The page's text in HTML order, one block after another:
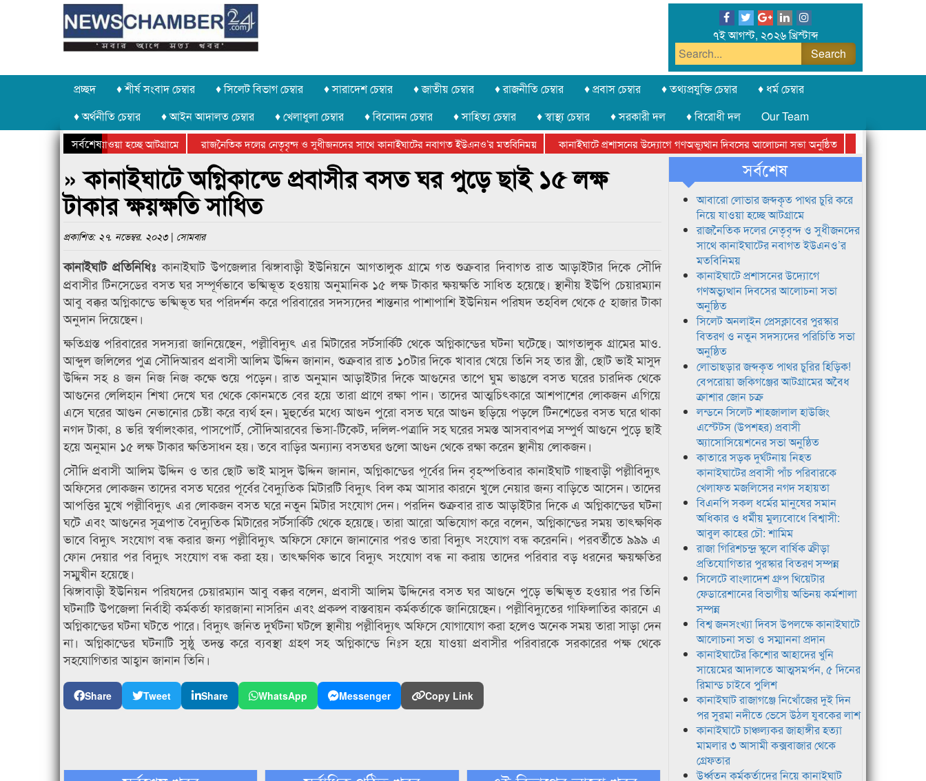
৭ই আগস্ট, ২০২৬ খ্রিস্টাব্দ
প্রচ্ছদ ♦ শীর্ষ সংবাদ চেম্বার ♦ সিলেট বিভাগ চেম্বার ♦ সারাদেশ চেম্বার ♦ জাতীয় চেম্বার ♦ রাজনীতি চেম্বার ♦ প্রবাস চেম্বার ♦ তথ্যপ্রযুক্তি চেম্বার
♦ ধর্ম চেম্বার
♦ অর্থনীতি চেম্বার
♦ আইন আদালত চেম্বার ♦ খেলাধুলা চেম্বার ♦ বিনোদন চেম্বার ♦ সাহিত্য চেম্বার ♦ স্বাস্থ্য চেম্বার ♦ সরকারী দল ♦ বিরোধী দল
Our Team
সর্বশেষ
চুরি করে নিয়ে যাওয়া হচ্ছে আটগ্রামে রাজনৈতিক দলের নেতৃবৃন্দ ও সুধীজনদের সাথে কানাইঘাটের নবাগত ইউএনও’র মতবিনিময় কানাইঘাটে প্রশাসনের উদ্যোগে গণঅভ্যুত্থান দিবসের আলোচনা সভা অনুষ্ঠিত
সিলেট অনলাইন
ক্রীড়া প্রতিযোগিতার পুরস্কার বিতরণ সম্পন্ন
সিলেটে বাংলাদেশ গ্রুপ থিয়েটার ফেডারেশানের বিভাগীয় অভিনয় কর্মশালা সম্পন্ন
» কানাইঘাটে অগ্নিকান্ডে প্রবাসীর বসত ঘর পুড়ে ছাই ১৫ লক্ষ
টাকার ক্ষয়ক্ষতি সাধিত
প্রকাশিত: ২৭. নভেম্বর. ২০২৩ | সোমবার
কানাইঘাট প্রতিনিধিঃ কানাইঘাট উপজেলার ঝিঙ্গাবাড়ী ইউনিয়নে আগতালুক গ্রামে গত শুক্রবার দিবাগত রাত আড়াইটার দিকে সৌদি
প্রবাসীর টিনসেডের বসত ঘর সম্পূর্ণভাবে ভষ্মিভূত হওয়ায় অনুমানিক ১৫ লক্ষ টাকার ক্ষয়ক্ষতি সাধিত হয়েছে। স্থানীয় ইউপি চেয়ারম্যান
আবু বক্কর অগ্নিকান্ডে ভষ্মিভূত ঘর পরিদর্শন করে পরিবারের সদস্যদের শান্তনার পাশাপাশি ইউনিয়ন পরিষদ তহবিল থেকে ৫ হাজার টাকা
অনুদান দিয়েছেন।
ক্ষতিগ্রস্ত পরিবারের সদস্যরা জানিয়েছেন, পল্লীবিদ্যুৎ এর মিটারের সর্টসার্কিট থেকে অগ্নিকান্ডের ঘটনা ঘটেছে। আগতালুক গ্রামের মাও.
আব্দুল জলিলের পুত্র সৌদিআরব প্রবাসী আলিম উদ্দিন জানান, শুক্রবার রাত ১০টার দিকে খাবার খেয়ে তিনি সহ তার স্ত্রী, ছোট ভাই মাসুদ
উদ্দিন সহ ৪ জন নিজ নিজ কক্ষে শুয়ে পড়েন। রাত অনুমান আড়াইটার দিকে আগুনের তাপে ঘুম ভাঙলে বসত ঘরের চারদিক থেকে
আগুনের লেলিহান শিখা দেখে ঘর থেকে কোনমতে বের হয়ে তারা প্রাণে রক্ষা পান। তাদের আত্মচিৎকারে আশপাশের লোকজন এগিয়ে
এসে ঘরের আগুন নেভানোর চেষ্টা করে ব্যর্থ হন। মুহুর্তের মধ্যে আগুন পুরো বসত ঘরে আগুন ছড়িয়ে পড়লে টিনশেডের বসত ঘরে থাকা
নগদ টাকা, ৪ ভরি স্বর্ণালংকার, পাসপোর্ট, সৌদিআরবের ভিসা-টিকেট, দলিল-পত্রাদি সহ ঘরের সমস্ত আসবাবপত্র সম্পুর্ণ আগুনে পুড়ে ছাই
হয়ে অনুমান ১৫ লক্ষ টাকার ক্ষতিসাধন হয়। তবে বাড়ির অন্যান্য বসতঘর গুলো আগুন থেকে রক্ষা করেন স্থানীয় লোকজন।
সৌদি প্রবাসী আলিম উদ্দিন ও তার ছোট ভাই মাসুদ উদ্দিন জানান, অগ্নিকান্ডের পূর্বের দিন বৃহস্পতিবার কানাইঘাট গাছবাড়ী পল্লীবিদ্যুৎ
অফিসের লোকজন তাদের বসত ঘরের পূর্বের বৈদ্যুতিক মিটারটি বিদ্যুৎ বিল কম আসার কারনে খুলে নেয়ার জন্য বাড়িতে আসেন। তাদের
আপত্তির মুখে পল্লীবিদ্যুৎ এর লোকজন বসত ঘরে নতুন মিটার সংযোগ দেন। পরদিন শুক্রবার রাত আড়াইটার দিকে এ অগ্নিকান্ডের ঘটনা
ঘটে এবং আগুনের সূত্রপাত বৈদ্যুতিক মিটারের সর্টসার্কিট থেকে হয়েছে। তারা আরো অভিযোগ করে বলেন, অগ্নিকান্ডের সময় তাৎক্ষণিক
ভাবে বিদ্যুৎ সংযোগ বন্ধ করার জন্য পল্লীবিদ্যুৎ অফিসে ফোনে জানানোর পরও তারা বিদ্যুৎ সংযোগ বন্ধ করেননি। পরবর্তীতে ৯৯৯ এ
ফোন দেয়ার পর বিদ্যুৎ সংযোগ বন্ধ করা হয়। তাৎক্ষণিক ভাবে বিদ্যুৎ সংযোগ বন্ধ না করায় তাদের পরিবার বড় ধরনের ক্ষয়ক্ষতির
সম্মুখীন হয়েছে।
ঝিঙ্গাবাড়ী ইউনিয়ন পরিষদের চেয়ারম্যান আবু বক্কর বলেন, প্রবাসী আলিম উদ্দিনের বসত ঘর আগুনে পুড়ে ভষ্মিভূত হওয়ার পর তিনি
ঘটনাটি উপজেলা নির্বাহী কর্মকর্তা ফারজানা নাসরিন এবং প্রকল্প বাস্তবায়ন কর্মকর্তাকে জানিয়েছেন। পল্লীবিদ্যুতের গাফিলাতির কারনে এ
অগ্নিকান্ডের ঘটনা ঘটতে পারে। বিদ্যুৎ জনিত দুর্ঘটনা ঘটলে স্থানীয় পল্লীবিদ্যুৎ অফিসে যোগাযোগ করা হলেও অনেক সময় তারা সাড়া দেন
না। অগ্নিকান্ডের ঘটনাটি সুষ্ঠু তদন্ত করে ব্যবস্থা গ্রহণ সহ অগ্নিকান্ডে নিঃস হয়ে যাওয়া প্রবাসীর পরিবারকে সরকারের পক্ষ থেকে
সহযোগিতার আহ্বান জানান তিনি।
Share Tweet Share WhatsApp Messenger Copy Link
সর্বশেষ
আবারো লোভার জব্দকৃত পাথর চুরি করে
নিয়ে যাওয়া হচ্ছে আটগ্রামে
রাজনৈতিক দলের নেতৃবৃন্দ ও সুধীজনদের
সাথে কানাইঘাটের নবাগত ইউএনও’র
মতবিনিময়
কানাইঘাটে প্রশাসনের উদ্যোগে
গণঅভ্যুত্থান দিবসের আলোচনা সভা
অনুষ্ঠিত
সিলেট অনলাইন প্রেসক্লাবের পুরস্কার
বিতরণ ও নতুন সদস্যদের পরিচিতি সভা
অনুষ্ঠিত
লোভাছড়ার জব্দকৃত পাথর চুরির হিড়িক!
বেপরোয়া জকিগঞ্জের আটগ্রামের অবৈধ
ক্রাশার জোন চক্র
লন্ডনে সিলেট শাহজালাল হাউজিং
এস্টেটস (উপশহর) প্রবাসী
অ্যাসোসিয়েশনের সভা অনুষ্ঠিত
কাতারে সড়ক দুর্ঘটনায় নিহত
কানাইঘাটের প্রবাসী পাঁচ পরিবারকে
খেলাফত মজলিসের নগদ সহায়তা
বিএনপি সকল ধর্মের মানুষের সমান
অধিকার ও ধর্মীয় মুল্যবোধে বিশ্বাসী:
আবুল কাহের চৌ: শামিম
রাজা গিরিশচন্দ্র স্কুলে বার্ষিক ক্রীড়া
প্রতিযোগিতার পুরস্কার বিতরণ সম্পন্ন
সিলেটে বাংলাদেশ গ্রুপ থিয়েটার
ফেডারেশানের বিভাগীয় অভিনয় কর্মশালা
সম্পন্ন
বিশ্ব জনসংখ্যা দিবস উপলক্ষে কানাইঘাটে
আলোচনা সভা ও সম্মাননা প্রদান
কানাইঘাটের কিশোর আহাদের খুনি
সায়েমের আদালতে আত্মসমর্পন, ৫ দিনের
রিমান্ড চাইবে পুলিশ
কানাইঘাট রাজাগঞ্জে নিখোঁজের দুই দিন
পর সুরমা নদীতে ভেসে উঠল যুবকের লাশ
কানাইঘাটে চাঞ্চল্যকর জাহাঙ্গীর হত্যা
মামলার ৩ আসামী কক্সবাজার থেকে
গ্রেফতার
উর্ধ্বতন কর্মকর্তাদের নিয়ে কানাইঘাট